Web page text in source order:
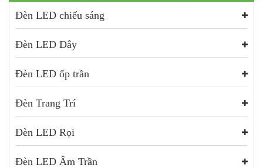
Đèn LED chiếu sáng
Đèn LED Dây
Đèn LED ốp trần
Đèn Trang Trí
Đèn LED Rọi
Đèn LED Âm Trần